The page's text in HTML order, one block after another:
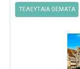
ΤΕΛΕΥΤΑΙΑ ΘΕΜΑΤΑ